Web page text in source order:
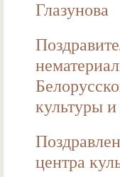
Глазунова
культуры и
центра